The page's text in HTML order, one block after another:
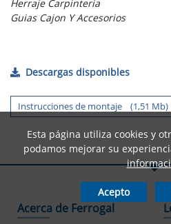
Herraje Carpinteria
Guias Cajon Y Accesorios
Descargas disponibles
Instrucciones de montaje (1,51 Mb)
Acerca de Ferrogal
Esta página utiliza cookies y
podamos mejorar su
Acepto